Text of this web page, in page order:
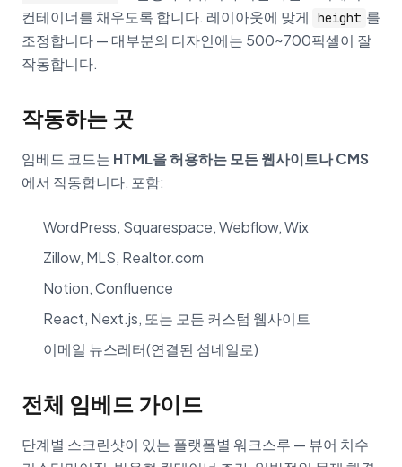
컨테이너를 채우도록 합니다. 레이아웃에 맞게
height 를
조정합니다 — 대부분의 디자인에는 500~700픽셀이 잘
작동합니다.
작동하는 곳
임베드 코드는 HTML을 허용하는 모든 웹사이트나 CMS
에서 작동합니다, 포함:
WordPress, Squarespace, Webflow, Wix
Zillow, MLS, Realtor.com
Notion, Confluence
React, Next.js, 또는 모든 커스텀 웹사이트
이메일 뉴스레터(연결된 섬네일로)
전체 임베드 가이드
단계별 스크린샷이 있는 플랫폼별 워크스루 — 뷰어 치수